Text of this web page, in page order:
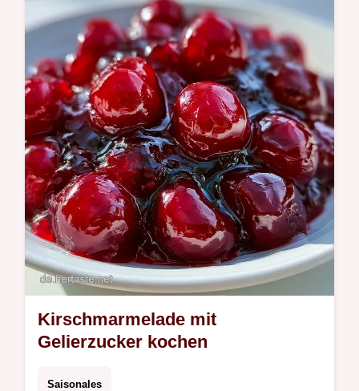
zu Zutat und Rolle hilft Ihnen bei der
Zubereitung in 40 Minuten.
Kirschmarmelade mit
Gelierzucker kochen
Saisonales